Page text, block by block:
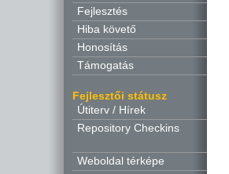
Fejlesztés
Hiba követő
Honosítás
Támogatás
Fejlesztői státusz
Útiterv / Hírek
Repository Checkins
Weboldal térképe